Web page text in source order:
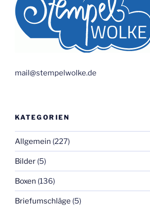
mail@stempelwolke.de
KATEGORIEN
Allgemein (227)
Bilder (5)
Boxen (136)
Briefumschläge (5)